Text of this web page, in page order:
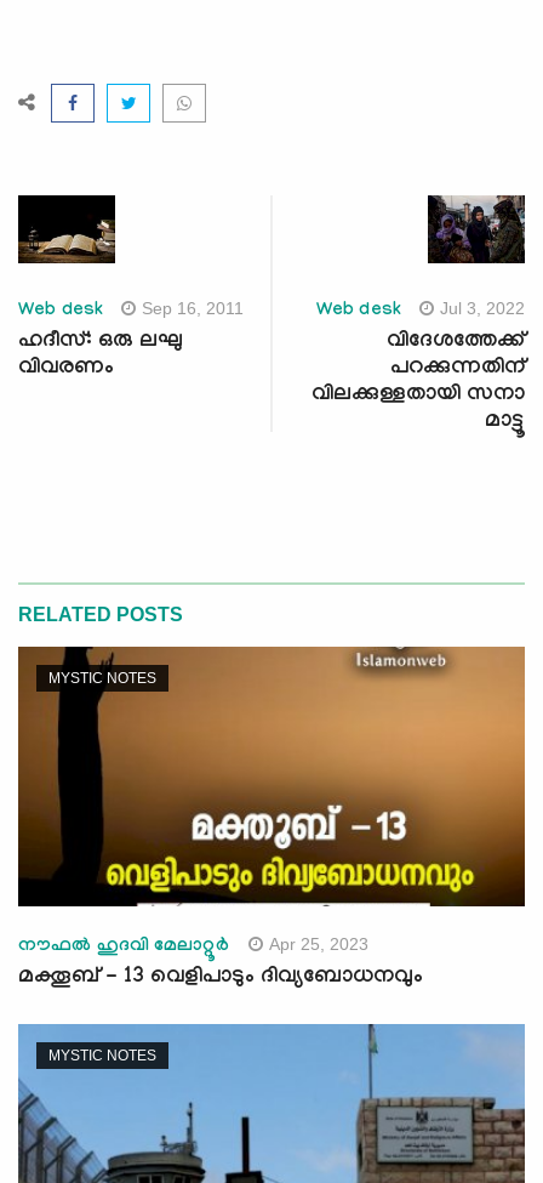
Web desk Sep 16, 2011
ഹദീസ്: ഒരു ലഘു
വിവരണം
Web desk Jul 3, 2022
വിദേശത്തേക്ക്
പറക്കുന്നതിന്
വിലക്കുള്ളതായി സനാ
മാട്ടൂ
RELATED POSTS
MYSTIC NOTES
നൗഫൽ ഹുദവി മേലാറ്റൂർ Apr 25, 2023
മക്തൂബ് - 13 വെളിപാടും ദിവ്യബോധനവും
MYSTIC NOTES